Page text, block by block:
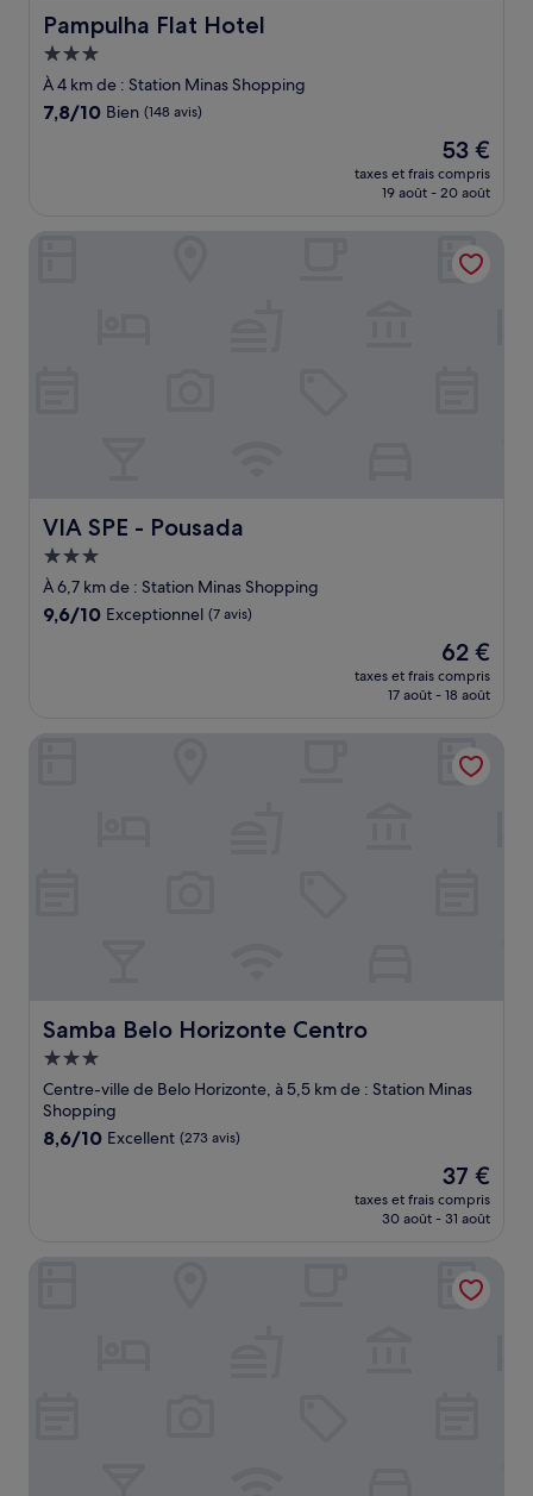
Pampulha Flat Hotel
Pampulha Flat Hotel
Hébergement
3.0 étoiles
À 4 km de : Station Minas Shopping
7.8
7,8/10 Bien (148 avis)
Le
nouveau
prix
de
53 €
53 €
taxes et frais compris
19 août - 20 août
VIA SPE - Pousada
VIA SPE - Pousada
Hébergement
3.0 étoiles
À 6,7 km de : Station Minas Shopping
9.6
9,6/10 Exceptionnel (7 avis)
Le
nouveau
prix
de
62 €
62 €
taxes et frais compris
17 août - 18 août
Samba Belo Horizonte Centro
Samba Belo Horizonte Centro
Hébergement
3.0 étoiles
Centre-ville de Belo Horizonte, à 5,5 km de : Station Minas
Shopping
8.6
8,6/10 Excellent (273 avis)
Le
nouveau
prix
de
37 €
37 €
taxes et frais compris
30 août - 31 août